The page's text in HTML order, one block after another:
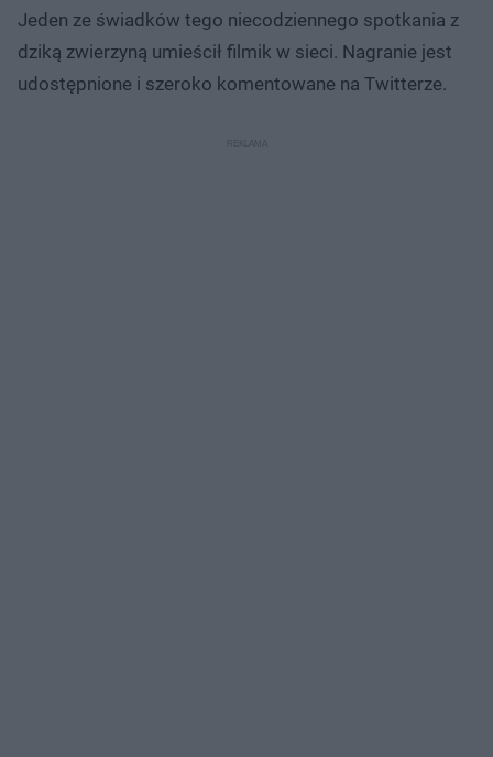
Jeden ze świadków tego niecodziennego spotkania z
dziką zwierzyną umieścił filmik w sieci. Nagranie jest
udostępnione i szeroko komentowane na Twitterze.